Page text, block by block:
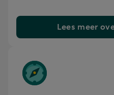
Lees meer